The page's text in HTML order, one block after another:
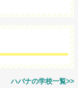
ハバナの学校一覧>>